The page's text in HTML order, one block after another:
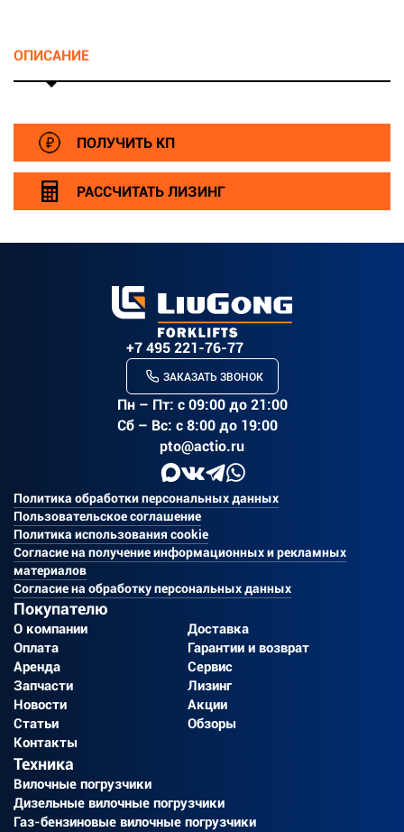
ОПИСАНИЕ
ПОЛУЧИТЬ КП
РАССЧИТАТЬ ЛИЗИНГ
+7 495 221-76-77
ЗАКАЗАТЬ ЗВОНОК
Пн – Пт: c 09:00 до 21:00
Сб – Вс: с 8:00 до 19:00
pto@actio.ru
Политика обработки персональных данных
Пользовательское соглашение
Политика использования cookie
Согласие на получение информационных и рекламных
материалов
Согласие на обработку персональных данных
Покупателю
О компании
Доставка
Оплата
Гарантии и возврат
Аренда
Сервис
Запчасти
Лизинг
Новости
Акции
Статьи
Обзоры
Контакты
Техника
Вилочные погрузчики
Дизельные вилочные погрузчики
Газ-бензиновые вилочные погрузчики